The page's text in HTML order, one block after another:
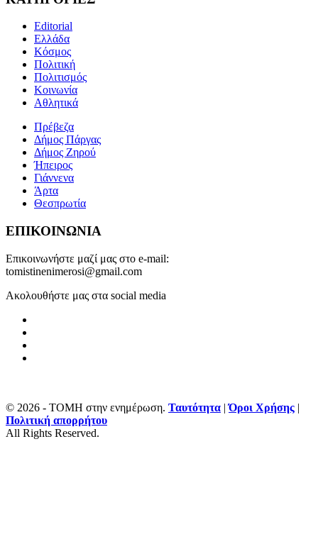
Editorial
Ελλάδα
Κόσμος
Πολιτική
Πολιτισμός
Κοινωνία
Αθλητικά
Πρέβεζα
Δήμος Πάργας
Δήμος Ζηρού
Ήπειρος
Γιάννενα
Άρτα
Θεσπρωτία
ΕΠΙΚΟΙΝΩΝΙΑ
Επικοινωνήστε μαζί μας στο e-mail:
tomistinenimerosi@gmail.com
Ακολουθήστε μας στα social media
© 2026 - ΤΟΜΗ στην ενημέρωση. Ταυτότητα |Όροι Χρήσης |
Πολιτική απορρήτου
All Rights Reserved.